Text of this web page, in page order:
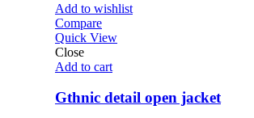
Add to wishlist
Compare
Quick View
Close
Add to cart
Gthnic detail open jacket